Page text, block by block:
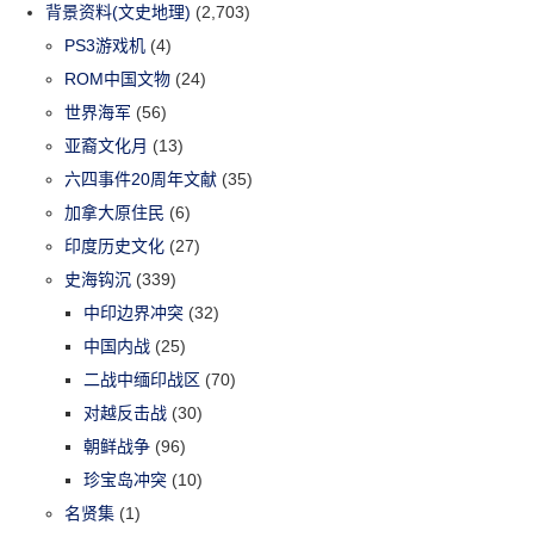
背景资料(文史地理) (2,703)
PS3游戏机 (4)
ROM中国文物 (24)
世界海军 (56)
亚裔文化月 (13)
六四事件20周年文献 (35)
加拿大原住民 (6)
印度历史文化 (27)
史海钩沉 (339)
中印边界冲突 (32)
中国内战 (25)
二战中缅印战区 (70)
对越反击战 (30)
朝鲜战争 (96)
珍宝岛冲突 (10)
名贤集 (1)